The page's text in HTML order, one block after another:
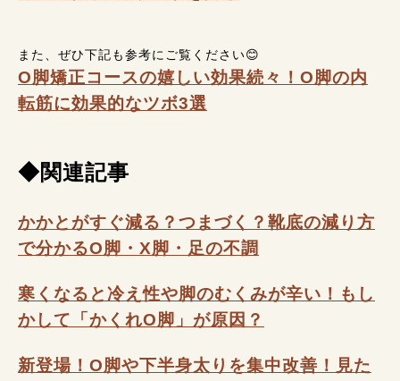
また、ぜひ下記も参考にご覧ください😊
O脚矯正コースの嬉しい効果続々！O脚の内
転筋に効果的なツボ3選
◆関連記事
かかとがすぐ減る？つまづく？靴底の減り方
で分かるO脚・X脚・足の不調
寒くなると冷え性や脚のむくみが辛い！もし
かして「かくれO脚」が原因？
新登場！O脚や下半身太りを集中改善！見た